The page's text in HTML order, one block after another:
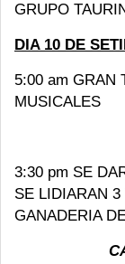
GRUPO
DIA 10 DE
5:00 am GRAN
MUSICALES
3:30 pm SE
SE LIDIARAN
GANADERIA